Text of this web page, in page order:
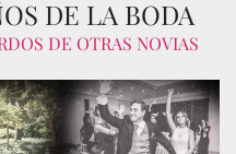
DE LA BODA
DE OTRAS NOVIAS